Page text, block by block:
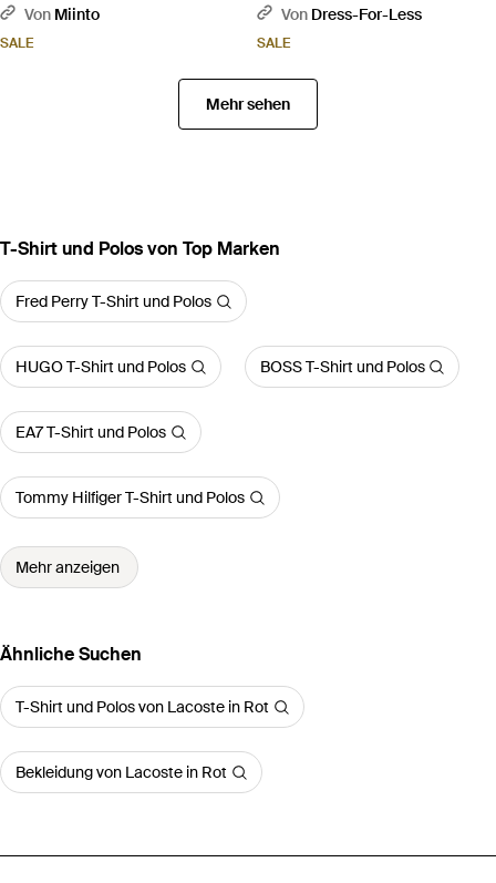
Von Miinto
SALE
Von Dress-For-Less
SALE
Mehr sehen
T-Shirt und Polos von Top Marken
Fred Perry T-Shirt und Polos
HUGO T-Shirt und Polos BOSS T-Shirt und Polos
EA7 T-Shirt und Polos
Tommy Hilfiger T-Shirt und Polos
Mehr anzeigen
Ähnliche Suchen
T-Shirt und Polos von Lacoste in Rot
Bekleidung von Lacoste in Rot